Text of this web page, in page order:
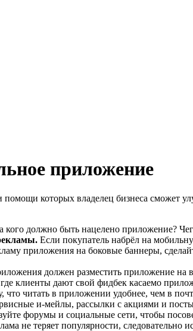
приложение
помощи которых владелец бизнеса сможет
кого должно быть нацелено приложение?
Если покупатель набрёл на
приложения на боковые баннеры,
должен разместить приложение
клиенты дают свой фидбек касаемо
что читать в приложении удобнее, чем в
и-мейлы, рассылки с акциями и
форумы и социальные сети, чтобы
не теряет популярности, следовательно